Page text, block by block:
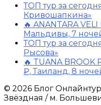
ТОП тур за
Кривошапкина»
🔥 ANANTARA
Мальдивы, 7
ТОП тур за
Рысова»
🔥 TUANA BROOK
₽, Таиланд, 8
© 2026 Блог
Звёздная / м.